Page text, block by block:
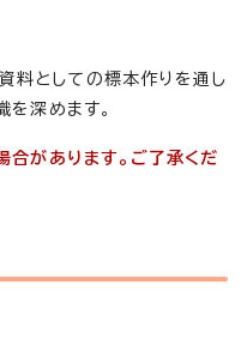
資料としての標本作りを通し
深めます。
合があります。ご了承くだ